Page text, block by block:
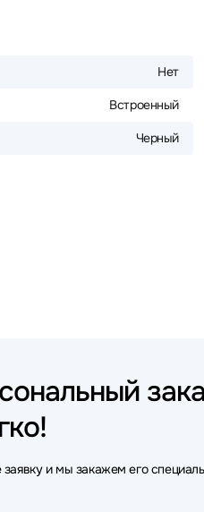
Нет
Встроенный
Черный
заявку и мы закажем его